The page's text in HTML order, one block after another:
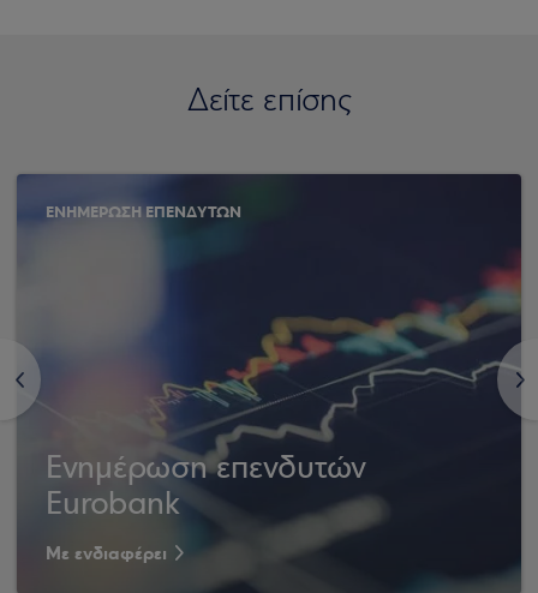
Δείτε επίσης
<
ΕΝΗΜΕΡΩΣΗ ΕΠΕΝΔΥΤΩΝ
Ενημέρωση επενδυτών
Eurobank
Με ενδιαφέρει
>